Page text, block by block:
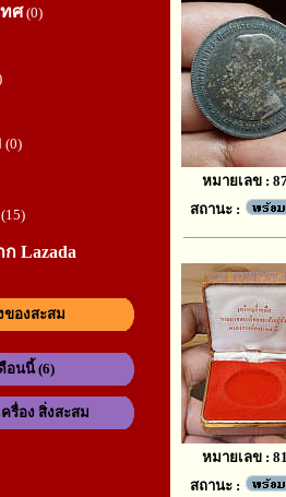
ศ(0)
(0)
(15)
Lazada
ของสะสม
อนนี้ (6)
รื่อง สิ่งสะสม
หมายเลข :
สถานะ :
หมายเลข :
สถานะ :